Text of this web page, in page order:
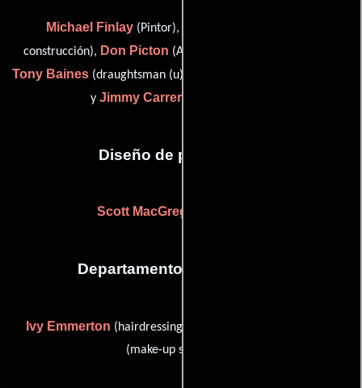
Michael Finlay (Pintor),
construcción), Don Picton (Asistente de director artístico),
Tony Baines(draughtsman (u)),
y Jimmy Carreras
Diseño de producción
Scott MacGregor
Departamento de maquillaje
Ivy Emmerton (hairdressing supervisor) y
(make-up supervisor)